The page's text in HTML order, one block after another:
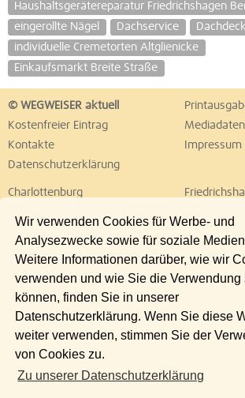
Wir verwenden Cookies für Werbe- und
Analysezwecke sowie für soziale
Weitere Informationen darüber, wie wir
verwenden und wie Sie die Verwendung
können, finden Sie in unserer
Datenschutzerklärung. Wenn Sie diese
weiter verwenden, stimmen Sie der
von Cookies zu.
Zu unserer Datenschutzerklärung
Haushaltsgerätereparatur Friedrichshagen
eingerollte Nägel
Dachservice
individuelle Cremetorten Altglienicke
Einkaufsmarkt Breite Straße
© WEGWEISER aktuell
Kostenfreier Eintrag
Mediadaten
Kontakte
Impressum
Datenschutzerklärung
Charlottenburg
Lichtenberg
Marzahn
Neukölln
Pankow
Reinickendorf
Schöneberg
Spandau
Steglitz
Tempelhof
Treptow
Umland Ost